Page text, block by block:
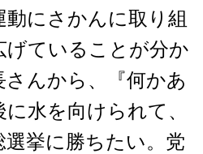
にさかんに取り組
げていることが分か
さんから、『何かあ
水を向けられて、
選挙に勝ちたい。党